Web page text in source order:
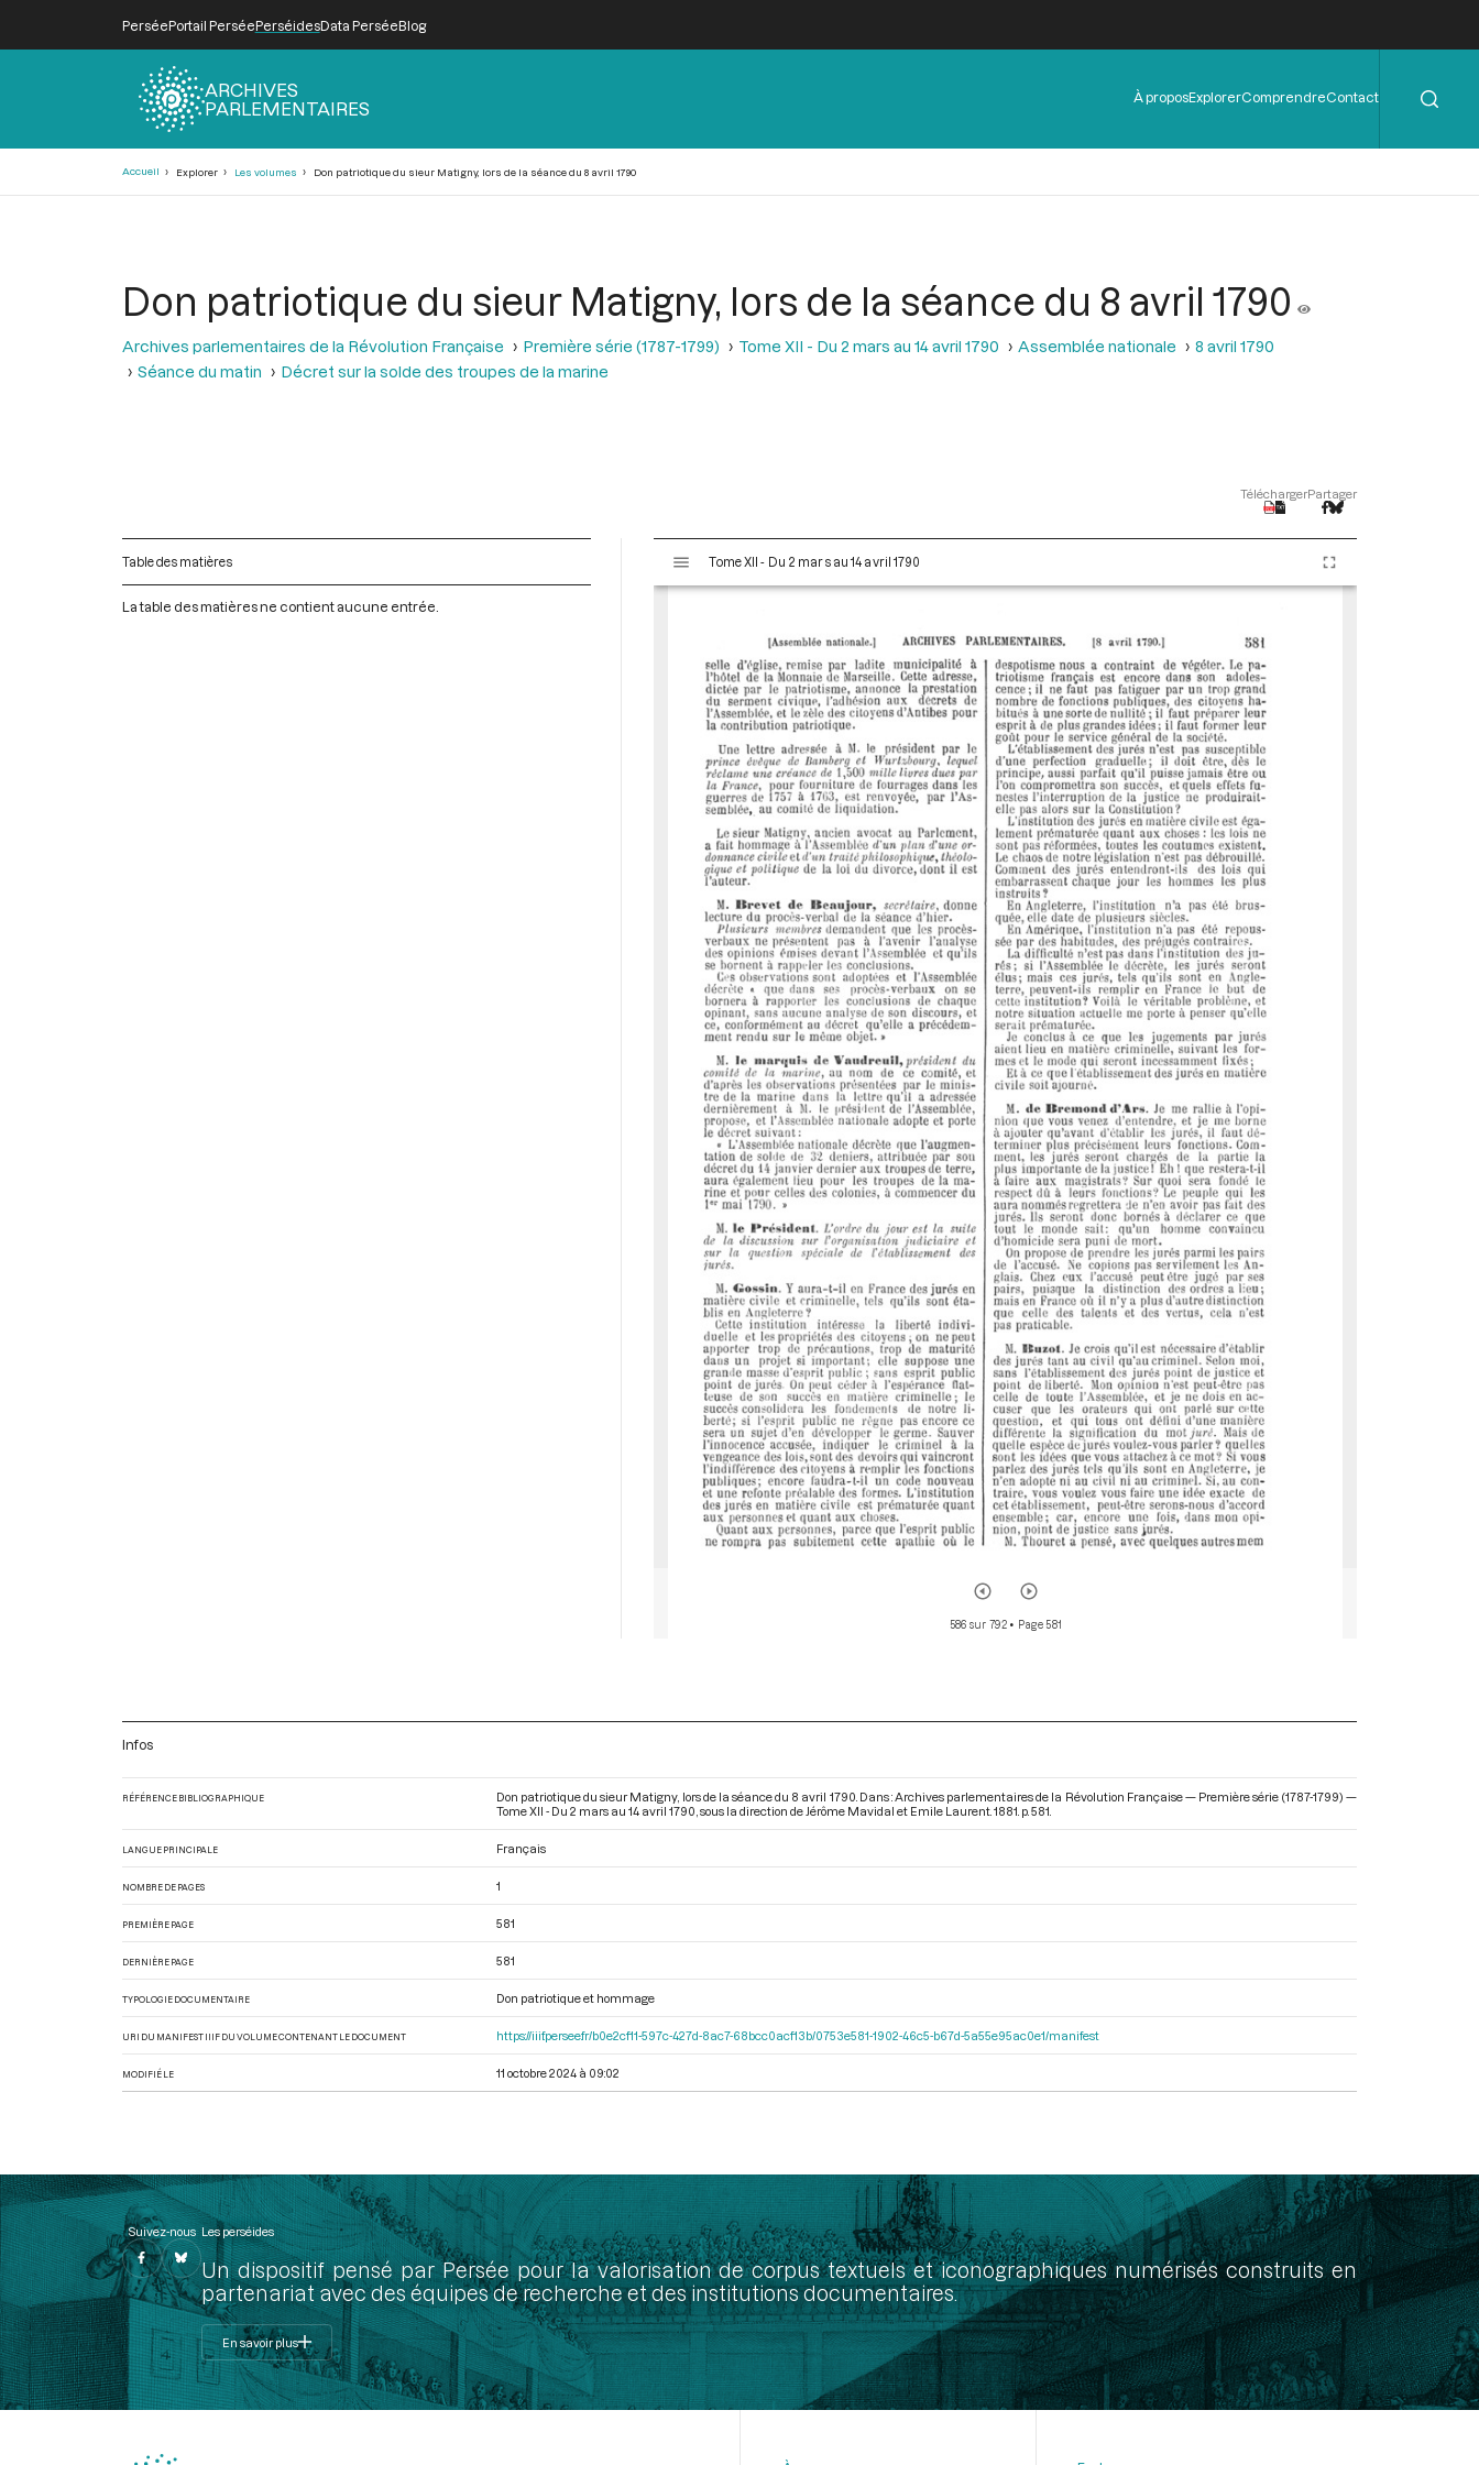
PerséePortail PerséePerséidesData PerséeBlog
ARCHIVES
PARLEMENTAIRES
Menu
de
À proposExplorerComprendreContact
Accueil Explorer Les volumes Don patriotique du sieur Matigny, lors de la séance du 8 avril 1790
Don patriotique du sieur Matigny, lors de la séance du 8 avril 1790
Archives parlementaires de la Révolution Française Première série (1787-1799) Tome XII - Du 2 mars au 14 avril 1790 Assemblée nationale
8 avril 1790
Séance du matin
Décret sur la solde des troupes de la marine
TéléchargerPartager
Table des matières
La table des matières ne contient aucune entrée.
s
Tome XII - Du 2 mars au 14 avril 1790
586 sur 792• Page 581
Infos
RÉFÉRENCE BIBLIOGRAPHIQUE
Don patriotique du sieur Matigny, lors de la séance du 8 avril 1790. Dans : Archives parlementaires de la Révolution Française — Première série (1787-1799) —
Tome XII - Du 2 mars au 14 avril 1790 , sous la direction de Jérôme Mavidal et Emile Laurent. 1881. p. 581.
LANGUE PRINCIPALE Français
NOMBRE DE PAGES 1
PREMIÈRE PAGE 581
DERNIÈRE PAGE 581
TYPOLOGIE DOCUMENTAIRE Don patriotique et hommage
URI DU MANIFEST IIIF DU VOLUME CONTENANT LE DOCUMENT https://iiif.persee.fr/b0e2cf11-597c-427d-8ac7-68bcc0acf13b/0753e581-1902-46c5-b67d-5a55e95ac0e1/manifest
MODIFIÉ LE 11 octobre 2024 à 09:02
Suivez-nous Les perséides
Un dispositif pensé par Persée pour la valorisation de corpus textuels et iconographiques numérisés construits en
partenariat avec des équipes de recherche et des institutions documentaires.
En savoir plus